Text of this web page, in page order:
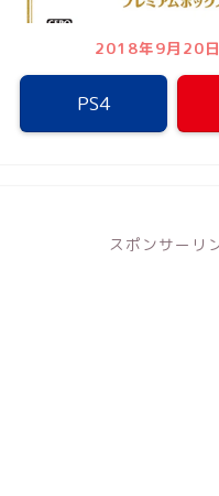
2018年9月20
PS4
スポンサーリ